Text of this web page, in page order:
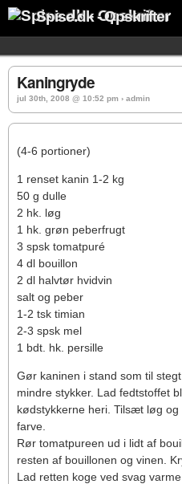
Spise.dk - Opskrifter
Kaningryde
jul 30th, 2008 @ 10:52 pm › admin
(4-6 portioner)
1 renset kanin 1-2 kg
50 g dulle
2 hk. løg
1 hk. grøn peberfrugt
3 spsk tomatpuré
4 dl bouillon
2 dl halvtør hvidvin
salt og peber
1-2 tsk timian
2-3 spsk mel
1 bdt. hk. persille
Gør kaninen i stand som til
mindre stykker. Lad fedtstoffet
kødstykkerne heri. Tilsæt løg
farve.
Rør tomatpureen ud i lidt af
resten af bouillonen og vinen.
Lad retten koge ved svag